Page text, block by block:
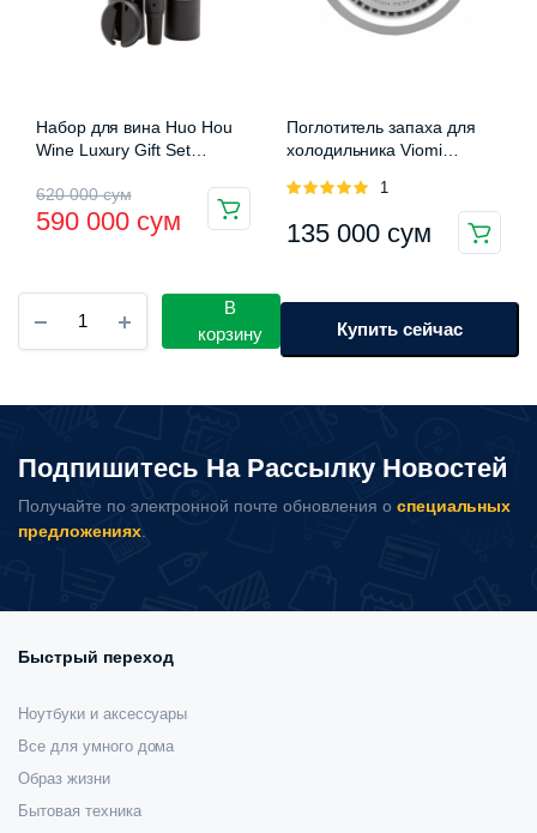
Набор для вина Huo Hou
Wine Luxury Gift Set
620 000сум
Первоначальная
цена
620
000 сум.
590 000 сум
Текущая
цена:
000 сум.
Поглотитель запаха для
холодильника Viomi
deodorant filterОценка
1
135 000 сум
капсульная
Xiaomi
N1
(S1301)
количество
В
корзину
Купить сейчас
Подпишитесь На Рассылку Новостей
Получайте по электронной почте обновления о специальных
предложениях.
Быстрый переход
Ноутбуки и аксессуары
Все для умного дома
Образ жизни
Бытовая техника